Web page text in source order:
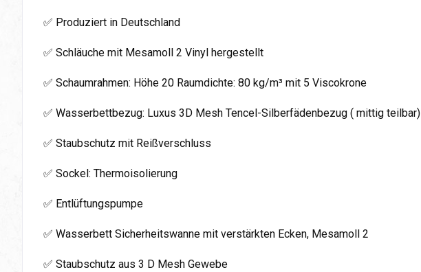
✅ Produziert in Deutschland
✅ Schläuche mit Mesamoll 2 Vinyl hergestellt
✅ Schaumrahmen: Höhe 20 Raumdichte: 80 kg/m³ mit 5 Viscokrone
✅ Wasserbettbezug: Luxus 3D Mesh Tencel-Silberfädenbezug ( mittig teilbar)
✅ Staubschutz mit Reißverschluss
✅ Sockel: Thermoisolierung
✅ Entlüftungspumpe
✅ Wasserbett Sicherheitswanne mit verstärkten Ecken, Mesamoll 2
✅ Staubschutz aus 3 D Mesh Gewebe